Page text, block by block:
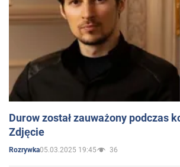
Durow został zauważony podczas
Zdjęcie
Rozrywka05.03.2025 19:45 36